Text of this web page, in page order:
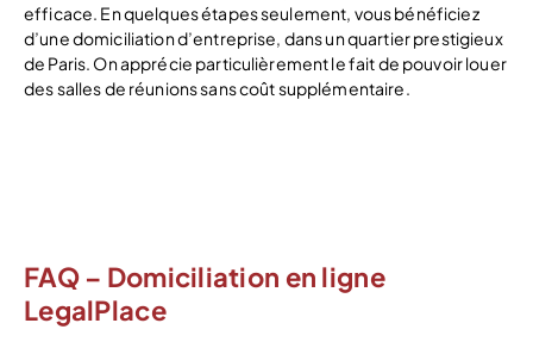
efficace. En quelques étapes seulement, vous bénéficiez
d’une domiciliation d’entreprise, dans un quartier prestigieux
de Paris. On apprécie particulièrement le fait de pouvoir louer
des salles de réunions sans coût supplémentaire.
FAQ – Domiciliation en ligne
LegalPlace